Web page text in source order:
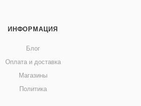
ИНФОРМАЦИЯ
Блог
Оплата и доставка
Магазины
Политика